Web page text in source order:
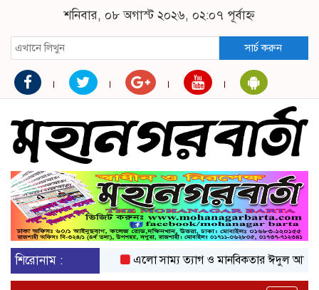
শনিবার, ০৮ অগাস্ট ২০২৬, ০২:০৭ পূর্বাহ্ন
সার্চ করুন
শিরোনাম : এলো সাম্য ত্যাগ ও মানবিকতার ঈদুল আজহা